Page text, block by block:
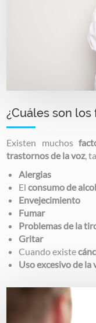
¿Cuáles son
Existen muchos
trastornos de la voz,
Alergias
Elconsumo de
Envejecimiento
Fumar
Problemas de la
Gritar
Cuando existe
Uso excesivo de la